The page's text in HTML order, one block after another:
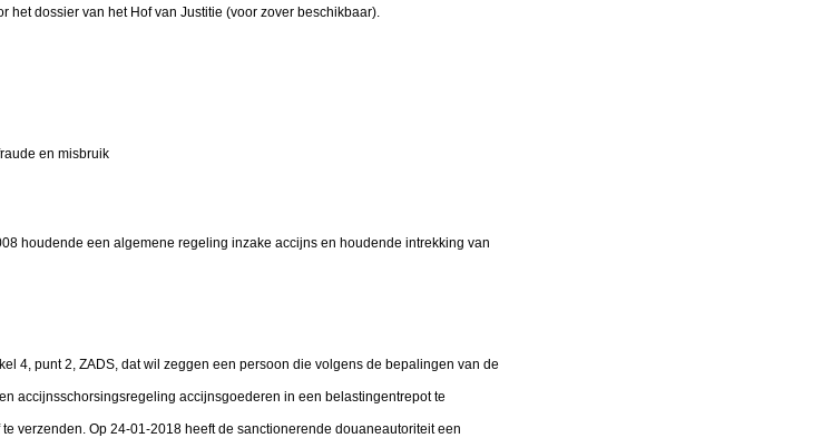
het dossier van het Hof van Justitie (voor zover beschikbaar).
en misbruik
houdende een algemene regeling inzake accijns en houdende intrekking van
4, punt 2, ZADS, dat wil zeggen een persoon die volgens de bepalingen van de
accijnsschorsingsregeling accijnsgoederen in een belastingentrepot te
verzenden. Op 24-01-2018 heeft de sanctionerende douaneautoriteit een